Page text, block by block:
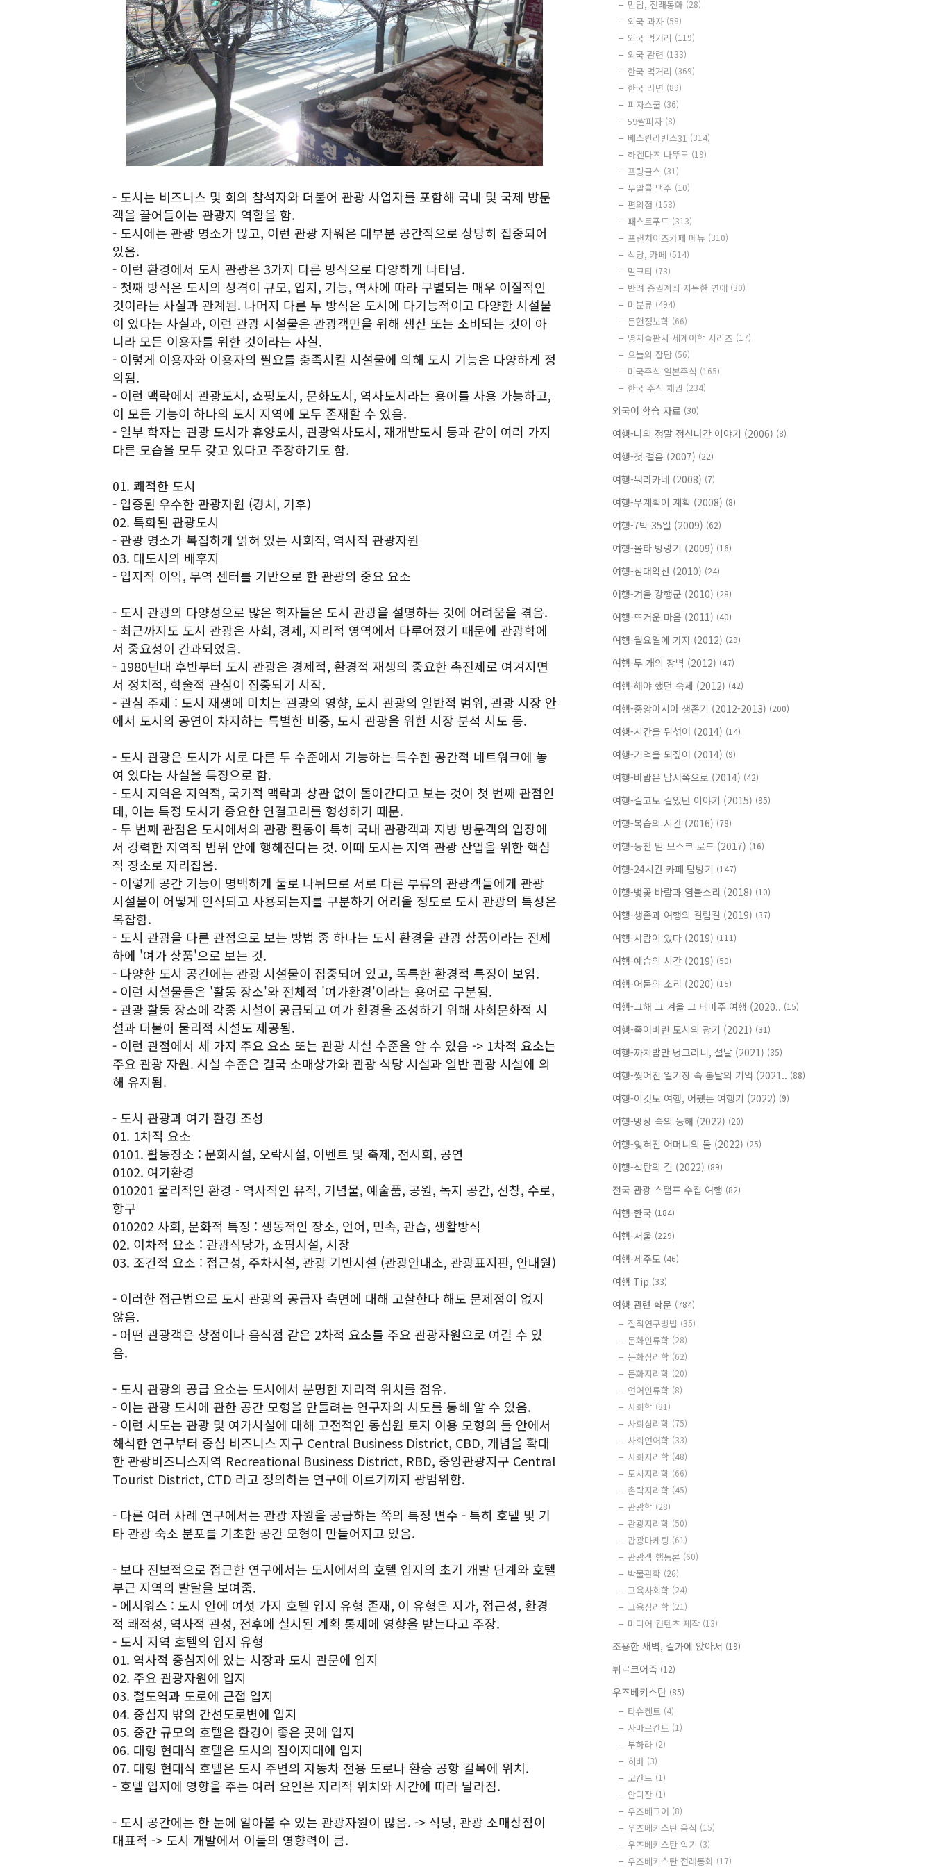
- 도시는 비즈니스 및 회의 참석자와 더불어 관광 사업자를 포함해 국내 및 국제 방문
객을 끌어들이는 관광지 역할을 함.
- 도시에는 관광 명소가 많고, 이런 관광 자워은 대부분 공간적으로 상당히 집중되어
있음.
- 이런 환경에서 도시 관광은 3가지 다른 방식으로 다양하게 나타남.
- 첫째 방식은 도시의 성격이 규모, 입지, 기능, 역사에 따라 구별되는 매우 이질적인
것이라는 사실과 관계됨. 나머지 다른 두 방식은 도시에 다기능적이고 다양한 시설물
이 있다는 사실과, 이런 관광 시설물은 관광객만을 위해 생산 또는 소비되는 것이 아
니라 모든 이용자를 위한 것이라는 사실.
- 이렇게 이용자와 이용자의 필요를 충족시킬 시설물에 의해 도시 기능은 다양하게 정
의됨.
- 이런 맥락에서 관광도시, 쇼핑도시, 문화도시, 역사도시라는 용어를 사용 가능하고,
이 모든 기능이 하나의 도시 지역에 모두 존재할 수 있음.
- 일부 학자는 관광 도시가 휴양도시, 관광역사도시, 재개발도시 등과 같이 여러 가지
다른 모습을 모두 갖고 있다고 주장하기도 함.
01. 쾌적한 도시
- 입증된 우수한 관광자원 (경치, 기후)
02. 특화된 관광도시
- 관광 명소가 복잡하게 얽혀 있는 사회적, 역사적 관광자원
03. 대도시의 배후지
- 입지적 이익, 무역 센터를 기반으로 한 관광의 중요 요소
- 도시 관광의 다양성으로 많은 학자들은 도시 관광을 설명하는 것에 어려움을 겪음.
- 최근까지도 도시 관광은 사회, 경제, 지리적 영역에서 다루어졌기 때문에 관광학에
서 중요성이 간과되었음.
- 1980년대 후반부터 도시 관광은 경제적, 환경적 재생의 중요한 촉진제로 여겨지면
서 정치적, 학술적 관심이 집중되기 시작.
- 관심 주제 : 도시 재생에 미치는 관광의 영향, 도시 관광의 일반적 범위, 관광 시장 안
에서 도시의 공연이 차지하는 특별한 비중, 도시 관광을 위한 시장 분석 시도 등.
- 도시 관광은 도시가 서로 다른 두 수준에서 기능하는 특수한 공간적 네트워크에 놓
여 있다는 사실을 특징으로 함.
- 도시 지역은 지역적, 국가적 맥락과 상관 없이 돌아간다고 보는 것이 첫 번째 관점인
데, 이는 특정 도시가 중요한 연결고리를 형성하기 때문.
- 두 번째 관점은 도시에서의 관광 활동이 특히 국내 관광객과 지방 방문객의 입장에
서 강력한 지역적 범위 안에 행해진다는 것. 이때 도시는 지역 관광 산업을 위한 핵심
적 장소로 자리잡음.
- 이렇게 공간 기능이 명백하게 둘로 나뉘므로 서로 다른 부류의 관광객들에게 관광
시설물이 어떻게 인식되고 사용되는지를 구분하기 어려울 정도로 도시 관광의 특성은
복잡함.
- 도시 관광을 다른 관점으로 보는 방법 중 하나는 도시 환경을 관광 상품이라는 전제
하에 '여가 상품'으로 보는 것.
- 다양한 도시 공간에는 관광 시설물이 집중되어 있고, 독특한 환경적 특징이 보임.
- 이런 시설물들은 '활동 장소'와 전체적 '여가환경'이라는 용어로 구분됨.
- 관광 활동 장소에 각종 시설이 공급되고 여가 환경을 조성하기 위해 사회문화적 시
설과 더불어 물리적 시설도 제공됨.
- 이런 관점에서 세 가지 주요 요소 또는 관광 시설 수준을 알 수 있음 -> 1차적 요소는
주요 관광 자원. 시설 수준은 결국 소매상가와 관광 식당 시설과 일반 관광 시설에 의
해 유지됨.
- 도시 관광과 여가 환경 조성
01. 1차적 요소
0101. 활동장소 : 문화시설, 오락시설, 이벤트 및 축제, 전시회, 공연
0102. 여가환경
010201 물리적인 환경 - 역사적인 유적, 기념물, 예술품, 공원, 녹지 공간, 선창, 수로,
항구
010202 사회, 문화적 특징 : 생동적인 장소, 언어, 민속, 관습, 생활방식
02. 이차적 요소 : 관광식당가, 쇼핑시설, 시장
03. 조건적 요소 : 접근성, 주차시설, 관광 기반시설 (관광안내소, 관광표지판, 안내원)
- 이러한 접근법으로 도시 관광의 공급자 측면에 대해 고찰한다 해도 문제점이 없지
않음.
- 어떤 관광객은 상점이나 음식점 같은 2차적 요소를 주요 관광자원으로 여길 수 있
음.
- 도시 관광의 공급 요소는 도시에서 분명한 지리적 위치를 점유.
- 이는 관광 도시에 관한 공간 모형을 만들려는 연구자의 시도를 통해 알 수 있음.
- 이런 시도는 관광 및 여가시설에 대해 고전적인 동심원 토지 이용 모형의 틀 안에서
해석한 연구부터 중심 비즈니스 지구 Central Business District, CBD, 개념을 확대
한 관광비즈니스지역 Recreational Business District, RBD, 중앙관광지구 Central
Tourist District, CTD 라고 정의하는 연구에 이르기까지 광범위함.
- 다른 여러 사례 연구에서는 관광 자원을 공급하는 쪽의 특정 변수 - 특히 호텔 및 기
타 관광 숙소 분포를 기초한 공간 모형이 만들어지고 있음.
- 보다 진보적으로 접근한 연구에서는 도시에서의 호텔 입지의 초기 개발 단계와 호텔
부근 지역의 발달을 보여줌.
- 에시워스 : 도시 안에 여섯 가지 호텔 입지 유형 존재, 이 유형은 지가, 접근성, 환경
적 쾌적성, 역사적 관성, 전후에 실시된 계획 통제에 영향을 받는다고 주장.
- 도시 지역 호텔의 입지 유형
01. 역사적 중심지에 있는 시장과 도시 관문에 입지
02. 주요 관광자원에 입지
03. 철도역과 도로에 근접 입지
04. 중심지 밖의 간선도로변에 입지
05. 중간 규모의 호텔은 환경이 좋은 곳에 입지
06. 대형 현대식 호텔은 도시의 점이지대에 입지
07. 대형 현대식 호텔은 도시 주변의 자동차 전용 도로나 환승 공항 길목에 위치.
- 호텔 입지에 영향을 주는 여러 요인은 지리적 위치와 시간에 따라 달라짐.
- 도시 공간에는 한 눈에 알아볼 수 있는 관광자원이 많음. -> 식당, 관광 소매상점이
대표적 -> 도시 개발에서 이들의 영향력이 큼.
민담, 전래동화 (28)
외국 과자 (58)
외국 먹거리 (119)
외국 관련 (133)
한국 먹거리 (369)
한국 라면 (89)
피자스쿨 (36)
59쌀피자 (8)
베스킨라빈스31 (314)
하겐다즈 나뚜루 (19)
프링글스 (31)
무알콜 맥주 (10)
편의점 (158)
패스트푸드 (313)
프랜차이즈카페 메뉴 (310)
식당, 카페 (514)
밀크티 (73)
반려 증권계좌 지독한 연애 (30)
미분류 (494)
문헌정보학 (66)
명지출판사 세계어학 시리즈 (17)
오늘의 잡담 (56)
미국주식 일본주식 (165)
한국 주식 채권 (234)
외국어 학습 자료 (30)
여행-나의 정말 정신나간 이야기 (2006) (8)
여행-첫 걸음 (2007) (22)
여행-뭐라카네 (2008) (7)
여행-무계획이 계획 (2008) (8)
여행-7박 35일 (2009) (62)
여행-몰타 방랑기 (2009) (16)
여행-삼대악산 (2010) (24)
여행-겨울 강행군 (2010) (28)
여행-뜨거운 마음 (2011) (40)
여행-월요일에 가자 (2012) (29)
여행-두 개의 장벽 (2012) (47)
여행-해야 했던 숙제 (2012) (42)
여행-중앙아시아 생존기 (2012-2013) (200)
여행-시간을 뒤섞어 (2014) (14)
여행-기억을 되짚어 (2014) (9)
여행-바람은 남서쪽으로 (2014) (42)
여행-길고도 길었던 이야기 (2015) (95)
여행-복습의 시간 (2016) (78)
여행-등잔 밑 모스크 로드 (2017) (16)
여행-24시간 카페 탐방기 (147)
여행-벚꽃 바람과 염불소리 (2018) (10)
여행-생존과 여행의 갈림길 (2019) (37)
여행-사람이 있다 (2019) (111)
여행-예습의 시간 (2019) (50)
여행-어둠의 소리 (2020) (15)
여행-그해 그 겨울 그 테마주 여행 (2020.. (15)
여행-죽어버린 도시의 광기 (2021) (31)
여행-까치밥만 덩그러니, 설날 (2021) (35)
여행-찢어진 일기장 속 봄날의 기억 (2021.. (88)
여행-이것도 여행, 어쨌든 여행기 (2022) (9)
여행-망상 속의 동해 (2022) (20)
여행-잊혀진 어머니의 돌 (2022) (25)
여행-석탄의 길 (2022) (89)
전국 관광 스탬프 수집 여행 (82)
여행-한국 (184)
여행-서울 (229)
여행-제주도 (46)
여행 Tip (33)
여행 관련 학문 (784)
질적연구방법 (35)
문화인류학 (28)
문화심리학 (62)
문화지리학 (20)
언어인류학 (8)
사회학 (81)
사회심리학 (75)
사회언어학 (33)
사회지리학 (48)
도시지리학 (66)
촌락지리학 (45)
관광학 (28)
관광지리학 (50)
관광마케팅 (61)
관광객 행동론 (60)
박물관학 (26)
교육사회학 (24)
교육심리학 (21)
미디어 컨텐츠 제작 (13)
조용한 새벽, 길가에 앉아서 (19)
튀르크어족 (12)
우즈베키스탄 (85)
타슈켄트 (4)
사마르칸트 (1)
부하라 (2)
히바 (3)
코칸드 (1)
안디잔 (1)
우즈베크어 (8)
우즈베키스탄 음식 (15)
우즈베키스탄 악기 (3)
우즈베키스탄 전래동화 (17)